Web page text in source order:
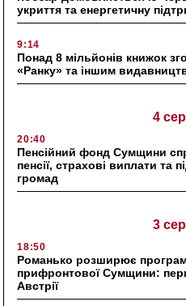
укриття та енергетичну
9:14
Понад 8 мільйонів книжок
«Ранку» та іншим
4
20:40
Пенсійний фонд Сумщини
пенсії, страхові виплати та
громад
3
18:50
Романько розширює
прифронтової Сумщини:
Австрії